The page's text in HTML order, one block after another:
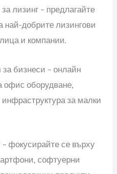
лизинг – предлагайте
най-добрите лизингови
и компании.
бизнеси – онлайн
офис оборудване,
за малки
– фокусирайте се върху
софтуерни